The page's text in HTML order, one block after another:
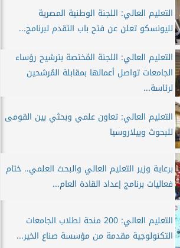
التعليم العالي: اللجنة الوطنية المصرية
لليونسكو تعلن عن فتح باب التقدم لبرنامج...
التعليم العالي: اللجنة المُختصة بترشيح رؤساء
الجامعات تواصل أعمالها بمقابلة المُرشحين
لرئاسة...
التعليم العالي: تعاون علمي وبحثي بين القومى
للبحوث وبيلاروسيا
برعاية وزير التعليم العالي والبحث العلمي.. ختام
فعاليات برنامج إعداد القادة العام...
التعليم العالي: 200 منحة لطلاب الجامعات
التكنولوجية مقدمة من مؤسسة صناع الخير...